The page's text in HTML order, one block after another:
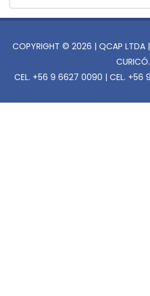
curso
COPYRIGHT © 2026 | QCAP LTDA |
CURICÓ.
CEL. +56 9 6627 0090 | CEL. +56